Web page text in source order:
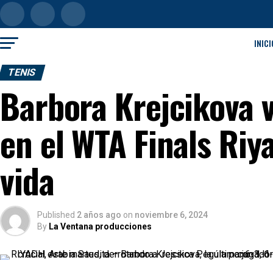
TENIS
Barbora Krejcikova
en el WTA Finals
vida
Published 2 años ago on noviembre 6, 2024
By La Ventana producciones